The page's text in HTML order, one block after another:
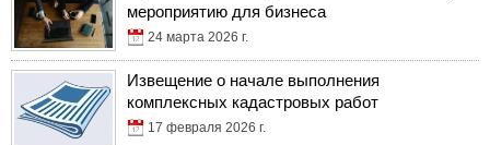
мероприятию для бизнеса
24 марта 2026 г.
Извещение о начале выполнения
комплексных кадастровых работ
17 февраля 2026 г.